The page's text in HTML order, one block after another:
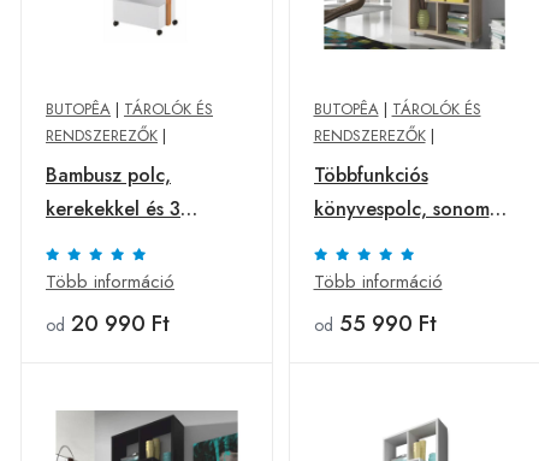
BUTOPÊA | TÁROLÓK ÉS
RENDSZEREZŐK |
Bambusz polc,
kerekekkel és 3
kosárral, fehér - ALTO
- Butopêa
Több információ
od 20 990 Ft
BUTOPÊA| TÁROLÓK ÉS
RENDSZEREZŐK|
Többfunkciós
könyvespolc, sonoma
tölgyfa - SANDON -
Butopêa
Több információ
od 55 990 Ft